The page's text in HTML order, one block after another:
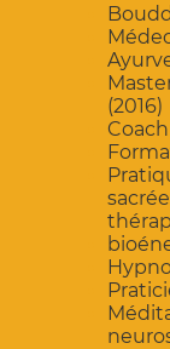
(2016)